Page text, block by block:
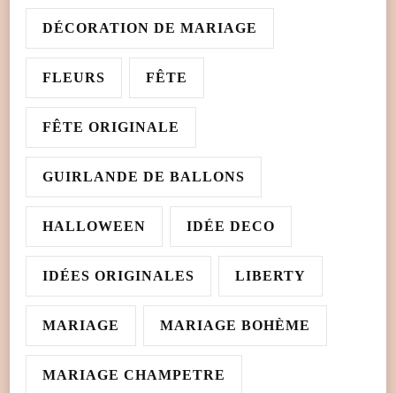
DÉCORATION DE MARIAGE
FLEURS FÊTE
FÊTE ORIGINALE
GUIRLANDE DE BALLONS
HALLOWEEN IDÉE DECO
IDÉES ORIGINALES LIBERTY
MARIAGE MARIAGE BOHÈME
MARIAGE CHAMPETRE